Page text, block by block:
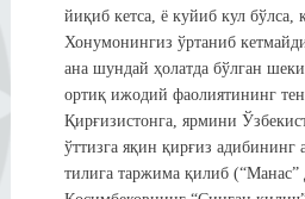
йиқиб кетса, ё куйиб кул бўлса,
Хонумонингиз ўртаниб
ана шундай ҳолатда бўлган
ортиқ ижодий фаолиятининг
Қирғизистонга, ярмини
ўттизга яқин қирғиз адибининг
тилига таржима қилиб